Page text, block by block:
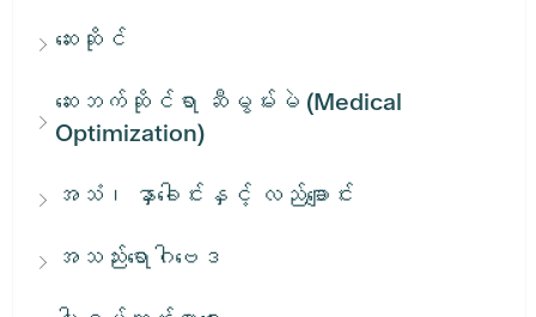
ဆေးဆိုင်
ဆေးဘက်ဆိုင်ရာ ဆီမွမ်းမဲ (Medical
Optimization)
အသံ၊ နှာခေါင်းနှင့် လည်ချောင်း
အသည်းရောဂါဗေဒ